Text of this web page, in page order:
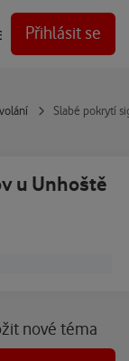
Techforum
Přihlásit se
Slabé pokrytí
u Unhoště
nové téma